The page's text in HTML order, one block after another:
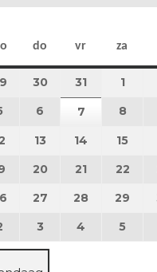
woensdag
do donderdag
vr vrijdag
za
2026
29 juli 2026
3030 juli 2026
31 31 juli 2026
11
2026
5 augustus 2026
6 6 augustus 2026
7 7 augustus
8 8
2026
12 augustus 2026
13 13 augustus 2026
14 14 15 15
2026
19 augustus 2026
20 20 augustus 2026
21 21 22 22
2026 2026
26 augustus 2026
27 27 augustus 2026
28 28 29 29
2026
2 september 2026
3 3 september 2026
4 4 5 5